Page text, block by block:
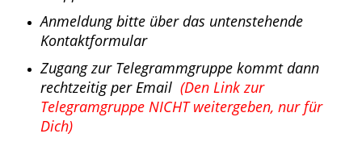
Anmeldung bitte über das untenstehende
Kontaktformular
Zugang zur Telegrammgruppe kommt dann
rechtzeitig per Email (Den Link zur
Telegramgruppe NICHT weitergeben, nur für
Dich)